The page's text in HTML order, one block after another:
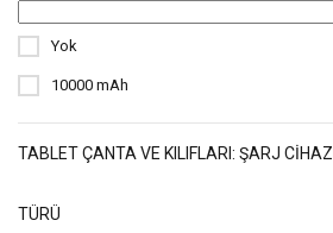
Yok
10000 mAh
TABLET ÇANTA VE KILIFLARI: ŞARJ CIHAZI
TÜRÜ